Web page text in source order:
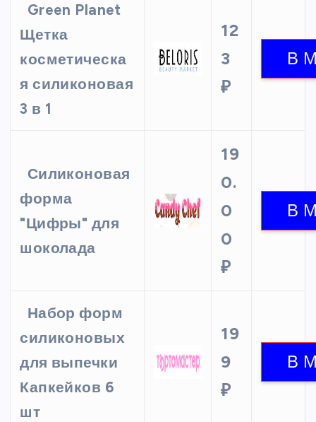
Green Planet
Щетка
косметическа
я силиконовая
3 в 1
12
3
₽
Силиконовая
форма
"Цифры" для
шоколада
19
0.
0
0
₽
Набор форм
силиконовых
для выпечки
Капкейков 6
шт
19
9
₽